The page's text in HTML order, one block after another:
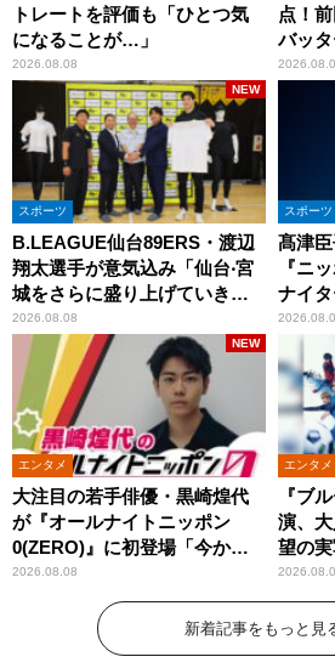
トレートを評価も「ひとつ気
になることが…」
2026.08.08
点！
バッタ
スポーツ
B.LEAGUE仙台89ERS・渡辺
翔太選手が意気込み「仙台‧宮
城をさらに盛り上げていきた
いです」
2026.08.08
NEW
スポーツ
髙津臣
『ニ
ナイタ
エンタメ
大注目の若手俳優・黒崎煌代
が『オールナイトニッポン
0(ZERO)』に初登場「今から
とてもワクワクしておりま
2026.08.08
NEW
エンタメ
『ブ
演、
望の
新着記事をもっと見